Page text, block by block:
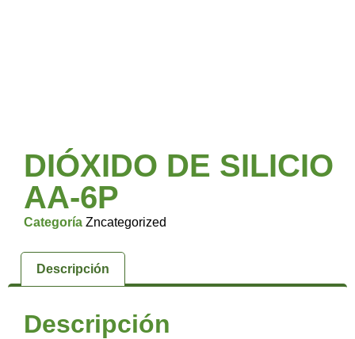
DIÓXIDO DE SILICIO
AA-6P
Categoría Zncategorized
Descripción
Descripción